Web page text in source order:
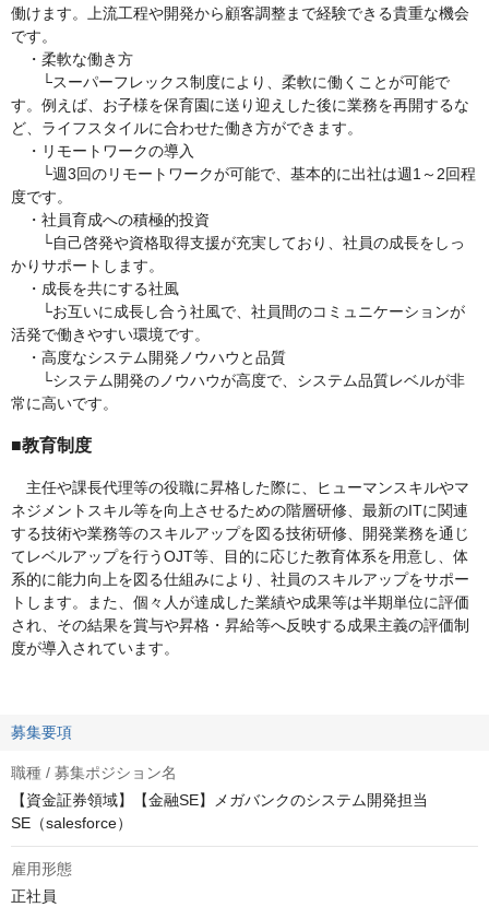
働けます。上流工程や開発から顧客調整まで経験できる貴重な機会
です。
・柔軟な働き方
└スーパーフレックス制度により、柔軟に働くことが可能で
す。例えば、お子様を保育園に送り迎えした後に業務を再開するな
ど、ライフスタイルに合わせた働き方ができます。
・リモートワークの導入
└週3回のリモートワークが可能で、基本的に出社は週1～2回程
度です。
・社員育成への積極的投資
└自己啓発や資格取得支援が充実しており、社員の成長をしっ
かりサポートします。
・成長を共にする社風
└お互いに成長し合う社風で、社員間のコミュニケーションが
活発で働きやすい環境です。
・高度なシステム開発ノウハウと品質
└システム開発のノウハウが高度で、システム品質レベルが非
常に高いです。
■教育制度
主任や課長代理等の役職に昇格した際に、ヒューマンスキルやマ
ネジメントスキル等を向上させるための階層研修、最新のITに関連
する技術や業務等のスキルアップを図る技術研修、開発業務を通じ
てレベルアップを行うOJT等、目的に応じた教育体系を用意し、体
系的に能力向上を図る仕組みにより、社員のスキルアップをサポー
トします。また、個々人が達成した業績や成果等は半期単位に評価
され、その結果を賞与や昇格・昇給等へ反映する成果主義の評価制
度が導入されています。
募集要項
職種 / 募集ポジション名
【資金証券領域】【金融SE】メガバンクのシステム開発担当
SE（salesforce）
雇用形態
正社員